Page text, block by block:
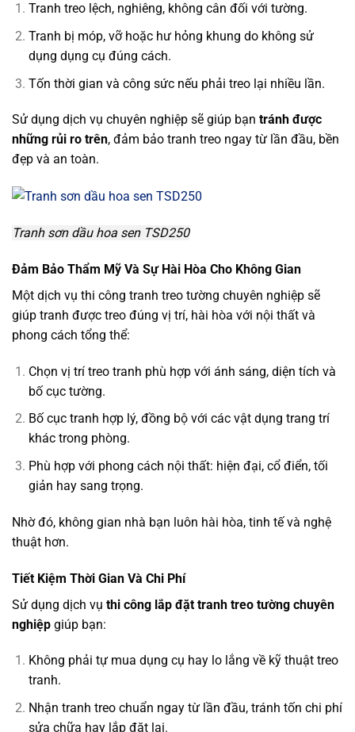
Tranh treo lệch, nghiêng, không cân đối với tường.
Tranh bị móp, vỡ hoặc hư hỏng khung do không sử
dụng dụng cụ đúng cách.
Tốn thời gian và công sức nếu phải treo lại nhiều lần.
Sử dụng dịch vụ chuyên nghiệp sẽ giúp bạn tránh được
những rủi ro trên, đảm bảo tranh treo ngay từ lần đầu, bền
đẹp và an toàn.
Tranh sơn dầu hoa sen TSD250
Đảm Bảo Thẩm Mỹ Và Sự Hài Hòa Cho Không Gian
Một dịch vụ thi công tranh treo tường chuyên nghiệp sẽ
giúp tranh được treo đúng vị trí, hài hòa với nội thất và
phong cách tổng thể:
Chọn vị trí treo tranh phù hợp với ánh sáng, diện tích và
bố cục tường.
Bố cục tranh hợp lý, đồng bộ với các vật dụng trang trí
khác trong phòng.
Phù hợp với phong cách nội thất: hiện đại, cổ điển, tối
giản hay sang trọng.
Nhờ đó, không gian nhà bạn luôn hài hòa, tinh tế và nghệ
thuật hơn.
Tiết Kiệm Thời Gian Và Chi Phí
Sử dụng dịch vụ thi công lắp đặt tranh treo tường chuyên
nghiệp giúp bạn:
Không phải tự mua dụng cụ hay lo lắng về kỹ thuật treo
tranh.
Nhận tranh treo chuẩn ngay từ lần đầu, tránh tốn chi phí
sửa chữa hay lắp đặt lại.